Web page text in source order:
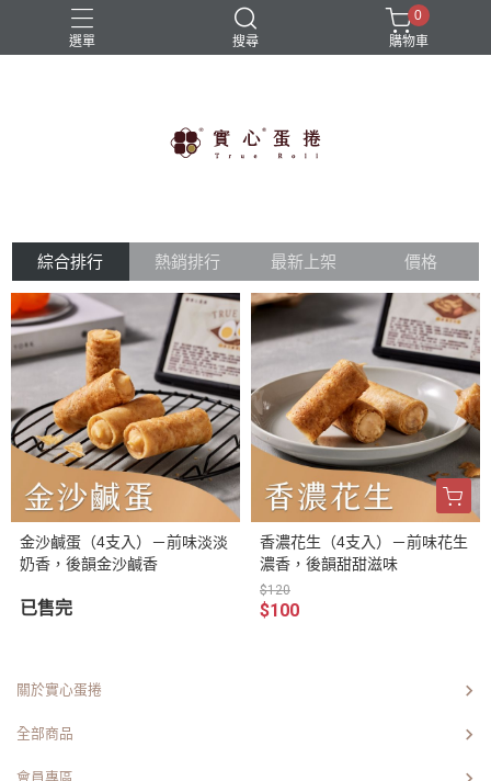
選單 搜尋
實心蛋捲 帆布袋 限時優惠
0
購物車
綜合排行 熱銷排行 最新上架 價格
金沙鹹蛋（4支入）－前味淡淡
奶香，後韻金沙鹹香
已售完
香濃花生（4支入）－前味花生
濃香，後韻甜甜滋味
$120
$100
關於實心蛋捲
全部商品
會員專區